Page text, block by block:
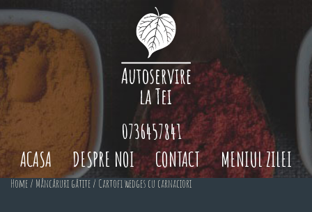
ACASA DESPRE NOI CONTACT MENIUL ZILEI
0736457841
Home / Mâncăruri gătite / Cartofi wedges cu carnaciori